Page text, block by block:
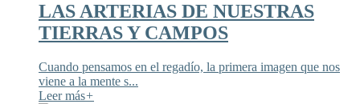
LAS ARTERIAS DE NUESTRAS
TIERRAS Y CAMPOS
Cuando pensamos en el regadío, la primera imagen que nos
viene a la mente s...
Leer más+